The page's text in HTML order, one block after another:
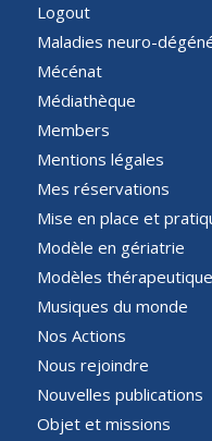
Logout
Maladies neuro-
Mécénat
Médiathèque
Members
Mentions légales
Mes réservations
Mise en place et
Modèle en gériatrie
Modèles
Musiques du monde
Nos Actions
Nous rejoindre
Nouvelles publications
Objet et missions